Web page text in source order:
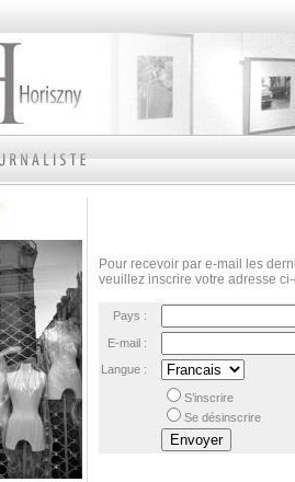
Pour recevoir par e-mail les
veuillez inscrire votre adresse
Pays :
E-mail :
Langue :
S’inscrire
Se désinscrire